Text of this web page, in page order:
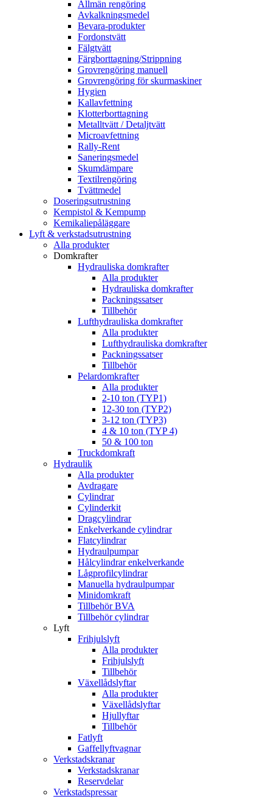
Allmän rengöring
Avkalkningsmedel
Bevara-produkter
Fordonstvätt
Fälgtvätt
Färgborttagning/Strippning
Grovrengöring manuell
Grovrengöring för skurmaskiner
Hygien
Kallavfettning
Klotterborttagning
Metalltvätt / Detaljtvätt
Microavfettning
Rally-Rent
Saneringsmedel
Skumdämpare
Textilrengöring
Tvättmedel
Doseringsutrustning
Kempistol & Kempump
Kemikaliepåläggare
Lyft & verkstadsutrustning
Alla produkter
Domkrafter
Hydrauliska domkrafter
Alla produkter
Hydrauliska domkrafter
Packningssatser
Tillbehör
Lufthydrauliska domkrafter
Alla produkter
Lufthydrauliska domkrafter
Packningssatser
Tillbehör
Pelardomkrafter
Alla produkter
2-10 ton (TYP1)
12-30 ton (TYP2)
3-12 ton (TYP3)
4 & 10 ton (TYP 4)
50 & 100 ton
Truckdomkraft
Hydraulik
Alla produkter
Avdragare
Cylindrar
Cylinderkit
Dragcylindrar
Enkelverkande cylindrar
Flatcylindrar
Hydraulpumpar
Hålcylindrar enkelverkande
Lågprofilcylindrar
Manuella hydraulpumpar
Minidomkraft
Tillbehör BVA
Tillbehör cylindrar
Lyft
Frihjulslyft
Alla produkter
Frihjulslyft
Tillbehör
Växellådslyftar
Alla produkter
Växellådslyftar
Hjullyftar
Tillbehör
Fatlyft
Gaffellyftvagnar
Verkstadskranar
Verkstadskranar
Reservdelar
Verkstadspressar